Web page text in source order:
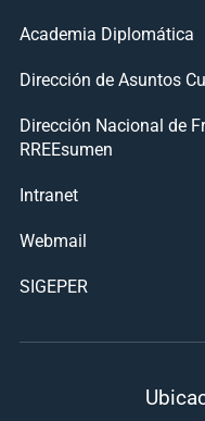
Academia Diplomática
Dirección de Asuntos
Dirección Nacional de
RREEsumen
Intranet
Webmail
SIGEPER